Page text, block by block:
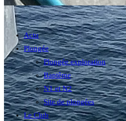
search
Actu
Plongée
Plongée exploration
Baptême
N1 et N2
Site de plongées
Le Club